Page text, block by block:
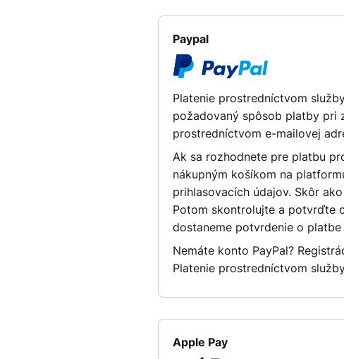
Paypal
Platenie prostredníctvom
požadovaný spôsob platby pri
prostredníctvom e-mailovej
Ak sa rozhodnete pre platbu
nákupným košíkom na
prihlasovacích údajov. Skôr
Potom skontrolujte a potvrďte
dostaneme potvrdenie o
Nemáte konto PayPal?
Platenie prostredníctvom
Apple Pay